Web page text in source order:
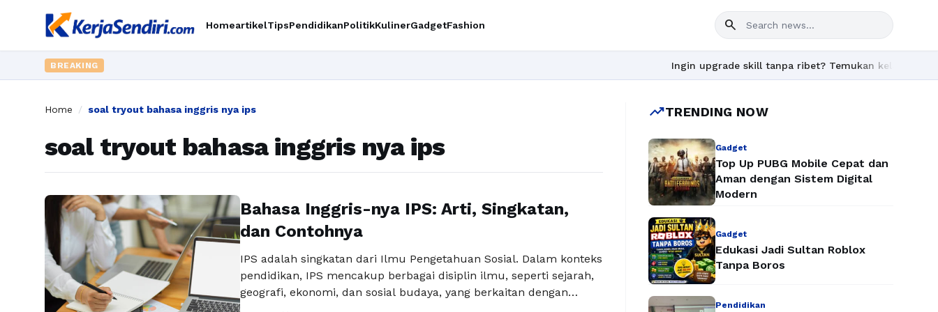
HomeartikelTipsPendidikanPolitikKulinerGadgetFashion search
BREAKING Ingin upgrade skill tanpa ribet? Temukan kelas seru dan
Home / soal tryout bahasa inggris nya ips
soal tryout bahasa inggris nya ips
Bahasa Inggris-nya IPS: Arti, Singkatan,
dan Contohnya
IPS adalah singkatan dari Ilmu Pengetahuan Sosial. Dalam konteks
pendidikan, IPS mencakup berbagai disiplin ilmu, seperti sejarah,
geografi, ekonomi, dan sosial budaya, yang berkaitan dengan
interaksi manusia dan lingkungan sosial. Namun, apa bahasa
trending_upTRENDING NOW
Gadget
Top Up PUBG Mobile Cepat dan
Aman dengan Sistem Digital
Modern
Gadget
Edukasi Jadi Sultan Roblox
Tanpa Boros
Pendidikan